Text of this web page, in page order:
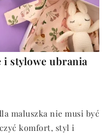
i stylowe ubrania
maluszka nie musi być
komfort, styl i